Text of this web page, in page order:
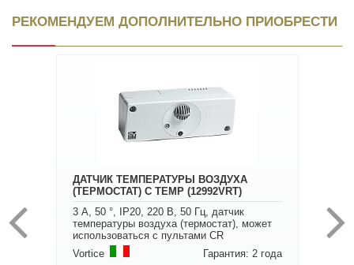
РЕКОМЕНДУЕМ ДОПОЛНИТЕЛЬНО ПРИОБРЕСТИ
ДАТЧИК ТЕМПЕРАТУРЫ ВОЗДУХА
(ТЕРМОСТАТ) C TEMP (12992VRT)
3 А, 50 °, IP20, 220 В, 50 Гц, датчик
температуры воздуха (термостат), может
использоваться с пультами CR
Vortice
Гарантия: 2 года